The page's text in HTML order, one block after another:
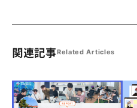
関連記事Related Articles